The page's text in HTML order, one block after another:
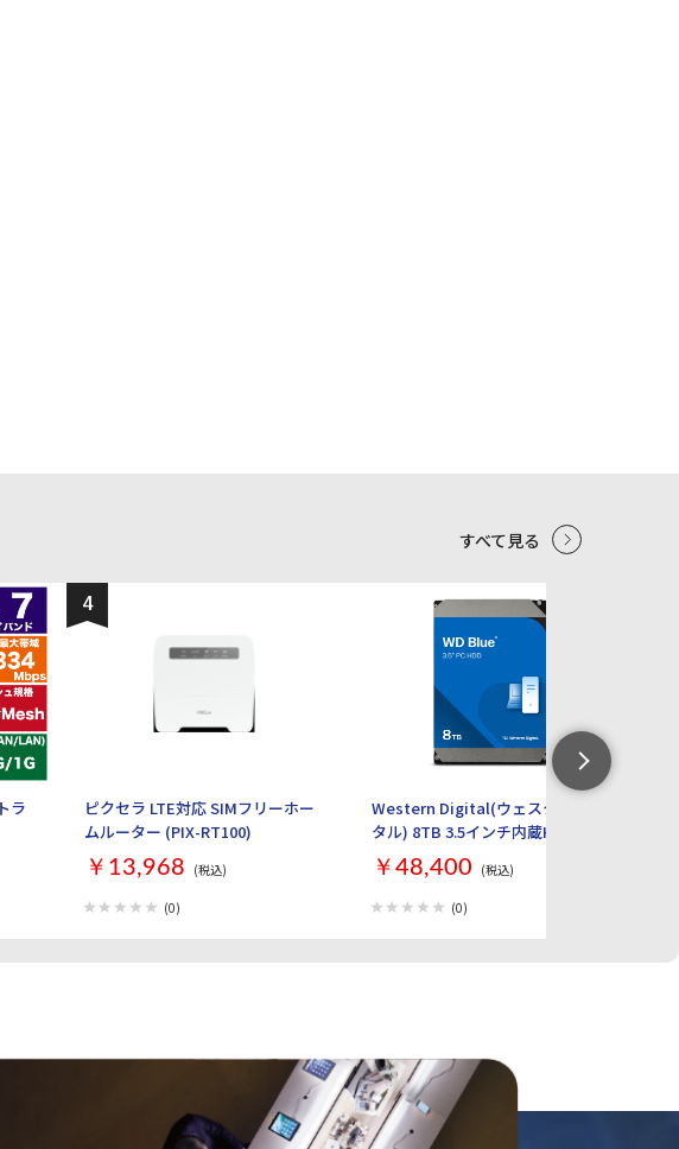
すべて見る
ラ
4
ピクセラ LTE対応 SIMフリーホー
ムルーター (PIX-RT100)
￥13,968 (税込)
(0)
Western Digital(ウェスタンデジ
タル) 8TB 3.5インチ内蔵HDD WD
Blue WD80EAAZ
￥48,400 (税込)
(0)